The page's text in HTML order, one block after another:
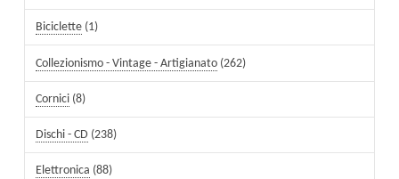
Biciclette (1)
Collezionismo - Vintage - Artigianato (262)
Cornici (8)
Dischi - CD (238)
Elettronica (88)